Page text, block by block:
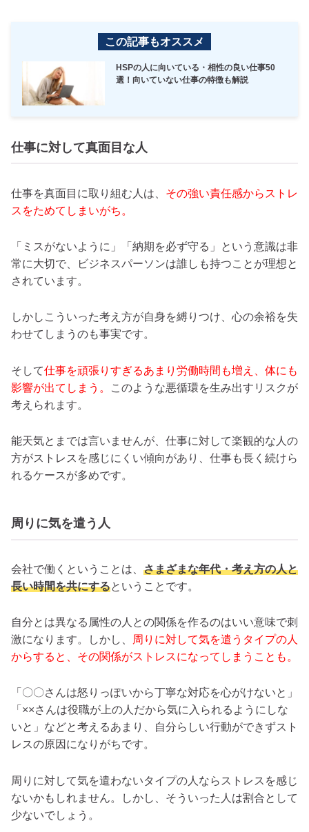
この記事もオススメ
HSPの人に向いている・相性の良い仕事50
選！向いていない仕事の特徴も解説
仕事に対して真面目な人
仕事を真面目に取り組む人は、 その強い責任感からストレ
スをためてしまいがち。
「ミスがないように」「納期を必ず守る」という意識は非
常に大切で、ビジネスパーソンは誰しも持つことが理想と
されています。
しかしこういった考え方が自身を縛りつけ、心の余裕を失
わせてしまうのも事実です。
そして仕事を頑張りすぎるあまり労働時間も増え、体にも
影響が出てしまう。
このような悪循環を生み出すリスクが
考えられます。
能天気とまでは言いませんが、仕事に対して楽観的な人の
方がストレスを感じにくい傾向があり、仕事も長く続けら
れるケースが多めです。
周りに気を遣う人
会社で働くということは、 さまざまな年代・考え方の人と
長い時間を共にするということです。
自分とは異なる属性の人との関係を作るのはいい意味で刺
激になります。しかし、
周りに対して気を遣うタイプの人
からすると、その関係がストレスになってしまうことも。
「〇〇さんは怒りっぽいから丁寧な対応を心がけないと」
「××さんは役職が上の人だから気に入られるようにしな
いと」などと考えるあまり、自分らしい行動ができずスト
レスの原因になりがちです。
周りに対して気を遣わないタイプの人ならストレスを感じ
ないかもしれません。しかし、そういった人は割合として
少ないでしょう。